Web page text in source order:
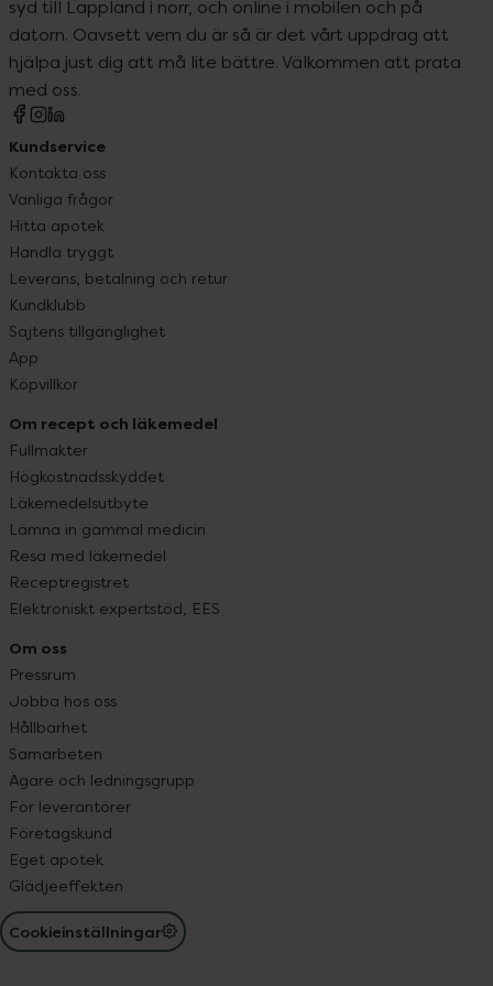
syd till Lappland i norr, och online i mobilen och på
datorn. Oavsett vem du är så är det vårt uppdrag att
hjälpa just dig att må lite bättre. Välkommen att prata
med oss.
Kundservice
Kontakta oss
Vanliga frågor
Hitta apotek
Handla tryggt
Leverans, betalning och retur
Kundklubb
Sajtens tillgänglighet
App
Köpvillkor
Om recept och läkemedel
Fullmakter
Högkostnadsskyddet
Läkemedelsutbyte
Lämna in gammal medicin
Resa med läkemedel
Receptregistret
Elektroniskt expertstöd, EES
Om oss
Pressrum
Jobba hos oss
Hållbarhet
Samarbeten
Ägare och ledningsgrupp
För leverantörer
Företagskund
Eget apotek
Glädjeeffekten
Cookieinställningar